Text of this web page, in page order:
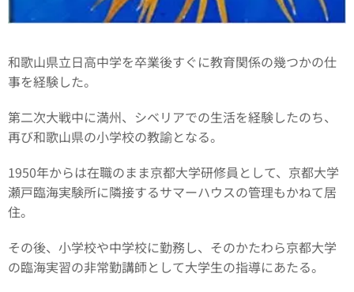
和歌山県立日高中学を卒業後すぐに教育関係の幾つかの仕
事を経験した。
第二次大戦中に満州、シベリアでの生活を経験したのち、
再び和歌山県の小学校の教諭となる。
1950年からは在職のまま京都大学研修員として、京都大学
瀬戸臨海実験所に隣接するサマーハウスの管理もかねて居
住。
その後、小学校や中学校に勤務し、そのかたわら京都大学
の臨海実習の非常勤講師として大学生の指導にあたる。